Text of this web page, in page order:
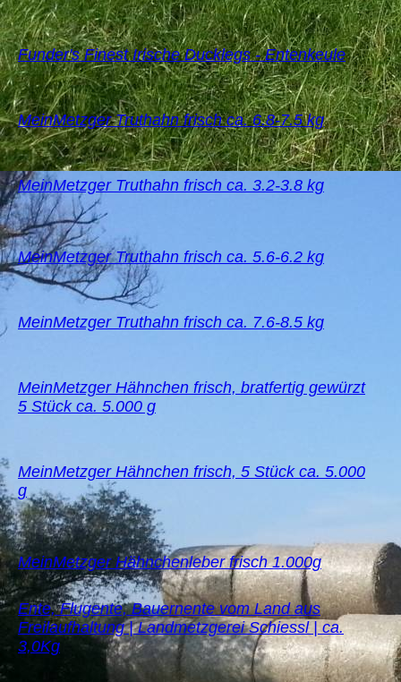
Funder's Finest Irische Ducklegs - Entenkeule
MeinMetzger Truthahn frisch ca. 6.8-7.5 kg
MeinMetzger Truthahn frisch ca. 3.2-3.8 kg
MeinMetzger Truthahn frisch ca. 5.6-6.2 kg
MeinMetzger Truthahn frisch ca. 7.6-8.5 kg
MeinMetzger Hähnchen frisch, bratfertig gewürzt
5 Stück ca. 5.000 g
MeinMetzger Hähnchen frisch, 5 Stück ca. 5.000
g
MeinMetzger Hähnchenleber frisch 1.000g
Ente, Flugente, Bauernente vom Land aus
Freilaufhaltung | Landmetzgerei Schiessl | ca.
3,0Kg